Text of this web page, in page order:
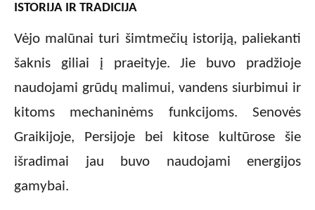
ISTORIJA IR TRADICIJA
Vėjo malūnai turi šimtmečių istoriją, paliekanti
šaknis giliai į praeityje. Jie buvo pradžioje
naudojami grūdų malimui, vandens siurbimui ir
kitoms mechaninėms funkcijoms. Senovės
Graikijoje, Persijoje bei kitose kultūrose šie
išradimai jau buvo naudojami energijos
gamybai.